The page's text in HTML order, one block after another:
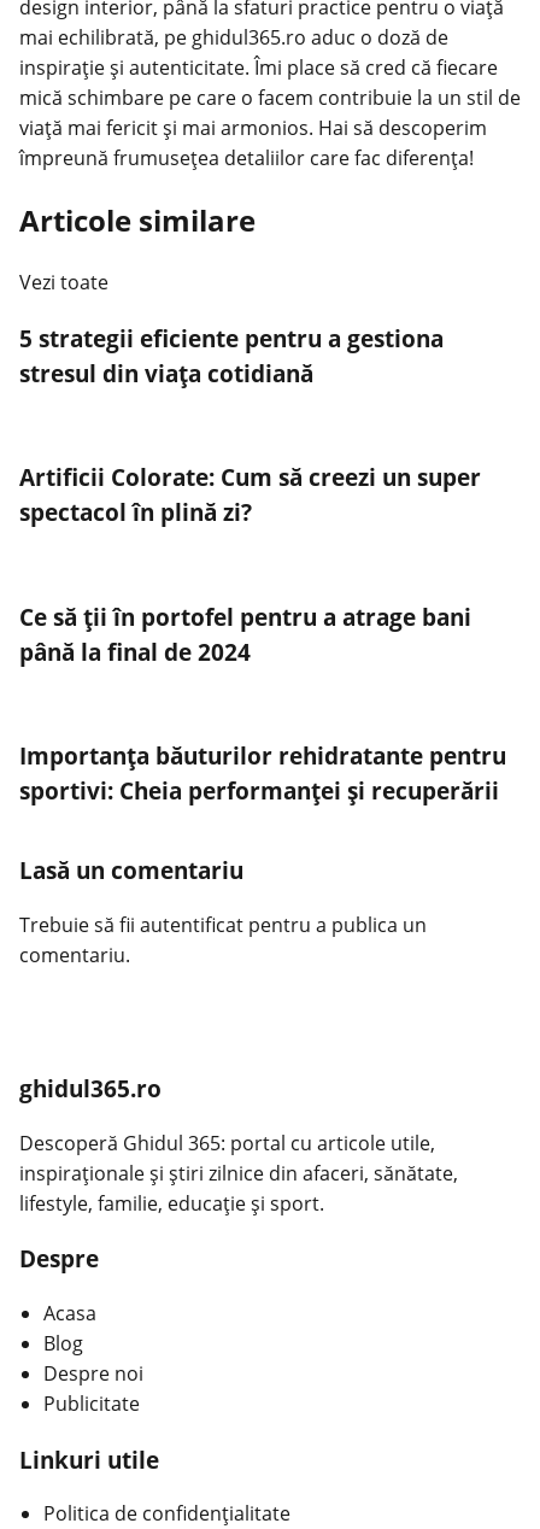
design interior, până la sfaturi practice pentru o viață
mai echilibrată, pe ghidul365.ro aduc o doză de
inspirație și autenticitate. Îmi place să cred că fiecare
mică schimbare pe care o facem contribuie la un stil de
viață mai fericit și mai armonios. Hai să descoperim
împreună frumusețea detaliilor care fac diferența!
Articole similare
Vezi toate
5 strategii eficiente pentru a gestiona
stresul din viața cotidiană
Artificii Colorate: Cum să creezi un super
spectacol în plină zi?
Ce să ții în portofel pentru a atrage bani
până la final de 2024
Importanța băuturilor rehidratante pentru
sportivi: Cheia performanței și recuperării
Lasă un comentariu
Trebuie să fii autentificat pentru a publica un
comentariu.
ghidul365.ro
Descoperă Ghidul 365: portal cu articole utile,
inspiraționale și știri zilnice din afaceri, sănătate,
lifestyle, familie, educație și sport.
Despre
Acasa
Blog
Despre noi
Publicitate
Linkuri utile
Politica de confidențialitate